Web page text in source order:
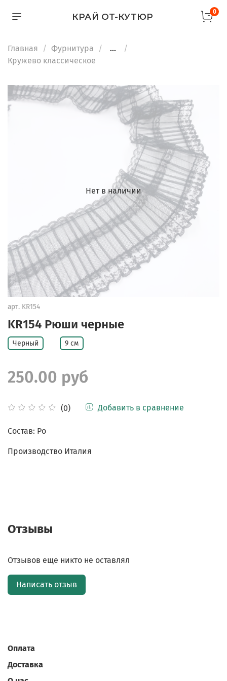
КРАЙ ОТ-КУТЮР 0
Главная Фурнитура
...
Кружево классическое
Нет в наличии
арт. KR154
KR154 Рюши черные
(0) Добавить в сравнение
Черный 9 см
250.00 руб
Состав: Po
Производство Италия
Отзывы
Отзывов еще никто не оставлял
Написать отзыв
Оплата
Доставка